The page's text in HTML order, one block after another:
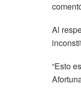
Al
“Esto